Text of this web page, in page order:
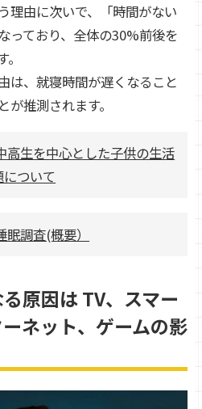
理由に次いで、「時間がない
っており、全体の30%前後を
は、就寝時間が遅くなること
推測されます。
高生を中心とした子供の生活
ついて
調査(概要）
原因は TV、スマー
ネット、ゲームの影